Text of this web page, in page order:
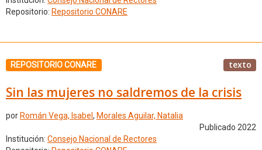
Repositorio: Repositorio CONARE
REPOSITORIO CONARE texto
Sin las mujeres no saldremos de la crisis
por Román Vega, Isabel , Morales Aguilar, Natalia
Publicado 2022
Institución: Consejo Nacional de Rectores